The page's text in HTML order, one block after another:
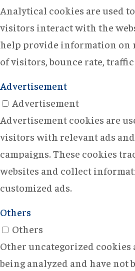
Analytical cookies are used
visitors interact with the
help provide information on
of visitors, bounce rate, traffic
Advertisement
Advertisement
Advertisement cookies are
visitors with relevant ads
campaigns. These cookies
websites and collect
customized ads.
Others
Others
Other uncategorized cookies
being analyzed and have not